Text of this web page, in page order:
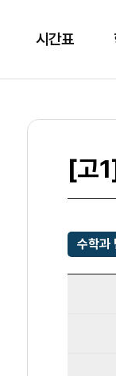
시간표
[고
수학과